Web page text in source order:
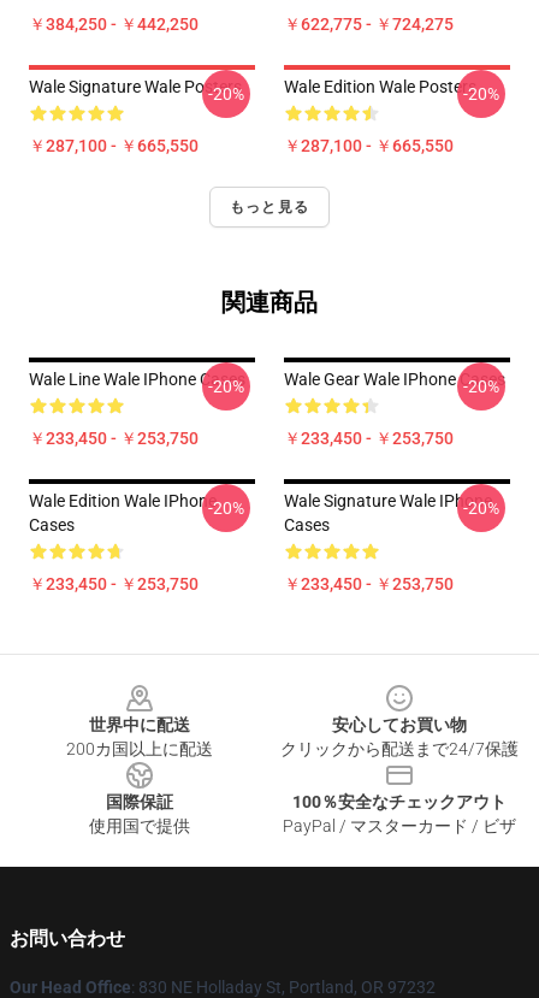
￥384,250 - ￥442,250 ￥622,775 - ￥724,275
Wale Signature Wale Posters
￥287,100 - ￥665,550
-20% Wale Edition Wale Posters
￥287,100 - ￥665,550
-20%
もっと見る
関連商品
Wale Line Wale IPhone Cases
￥233,450 - ￥253,750
-20% Wale Gear Wale IPhone Cases
￥233,450 - ￥253,750
-20%
Wale Edition Wale IPhone
Cases
￥233,450 - ￥253,750
-20%
Wale Signature Wale IPhone
Cases
￥233,450 - ￥253,750
-20%
世界中に配送
200カ国以上に配送
安心してお買い物
クリックから配送まで24/7保護
国際保証
使用国で提供
100％安全なチェックアウト
PayPal / マスターカード / ビザ
お問い合わせ
Our Head Office: 830 NE Holladay St, Portland, OR 97232